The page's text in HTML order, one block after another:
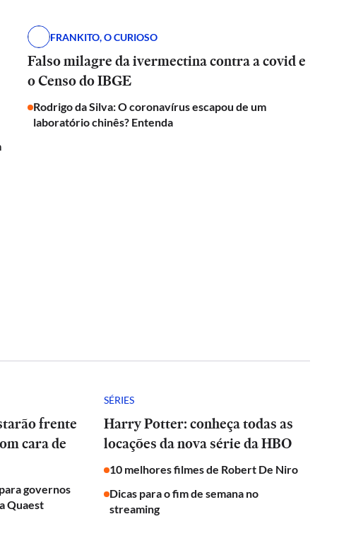
FRANKITO, O CURIOSO
Falso milagre da ivermectina contra a covid e
o Censo do IBGE
Rodrigo da Silva: O coronavírus escapou de um
laboratório chinês? Entenda
frente
cara de
governos
Quaest
SÉRIES
Harry Potter: conheça todas as
locações da nova série da HBO
10 melhores filmes de Robert De Niro
Dicas para o fim de semana no
streaming